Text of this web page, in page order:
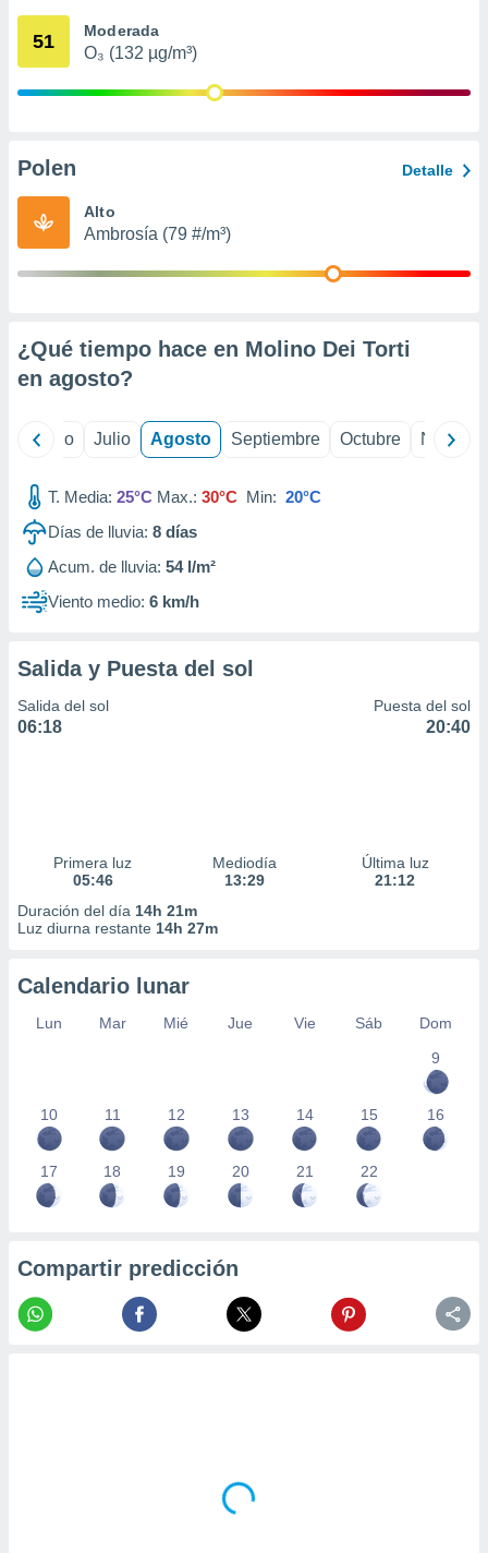
mediante
publicidad
de
51 Moderada
O₃ (132 µg/m³)
Polen Detalle
Alto
Ambrosía (79 #/m³)
¿Qué tiempo hace en Molino Dei Torti
en agosto?
Junio Julio Agosto Septiembre Octubre
T. Media: 25°C Max.: 30°C Min: 20°C
Días de lluvia: 8 días
Acum. de lluvia: 54 l/m²
Viento medio: 6 km/h
Salida y Puesta del sol
Salida del sol
06:18
Puesta del sol
20:40
Primera luz
05:46
Mediodía
13:29
Última luz
21:12
Duración del día 14h 21m
Luz diurna restante 14h 27m
Calendario lunar
Lun Mar Mié Jue Vie Sáb
Dom
9
10 11 12 13 14 15 16
17 18 19 20 21 22
Compartir predicción